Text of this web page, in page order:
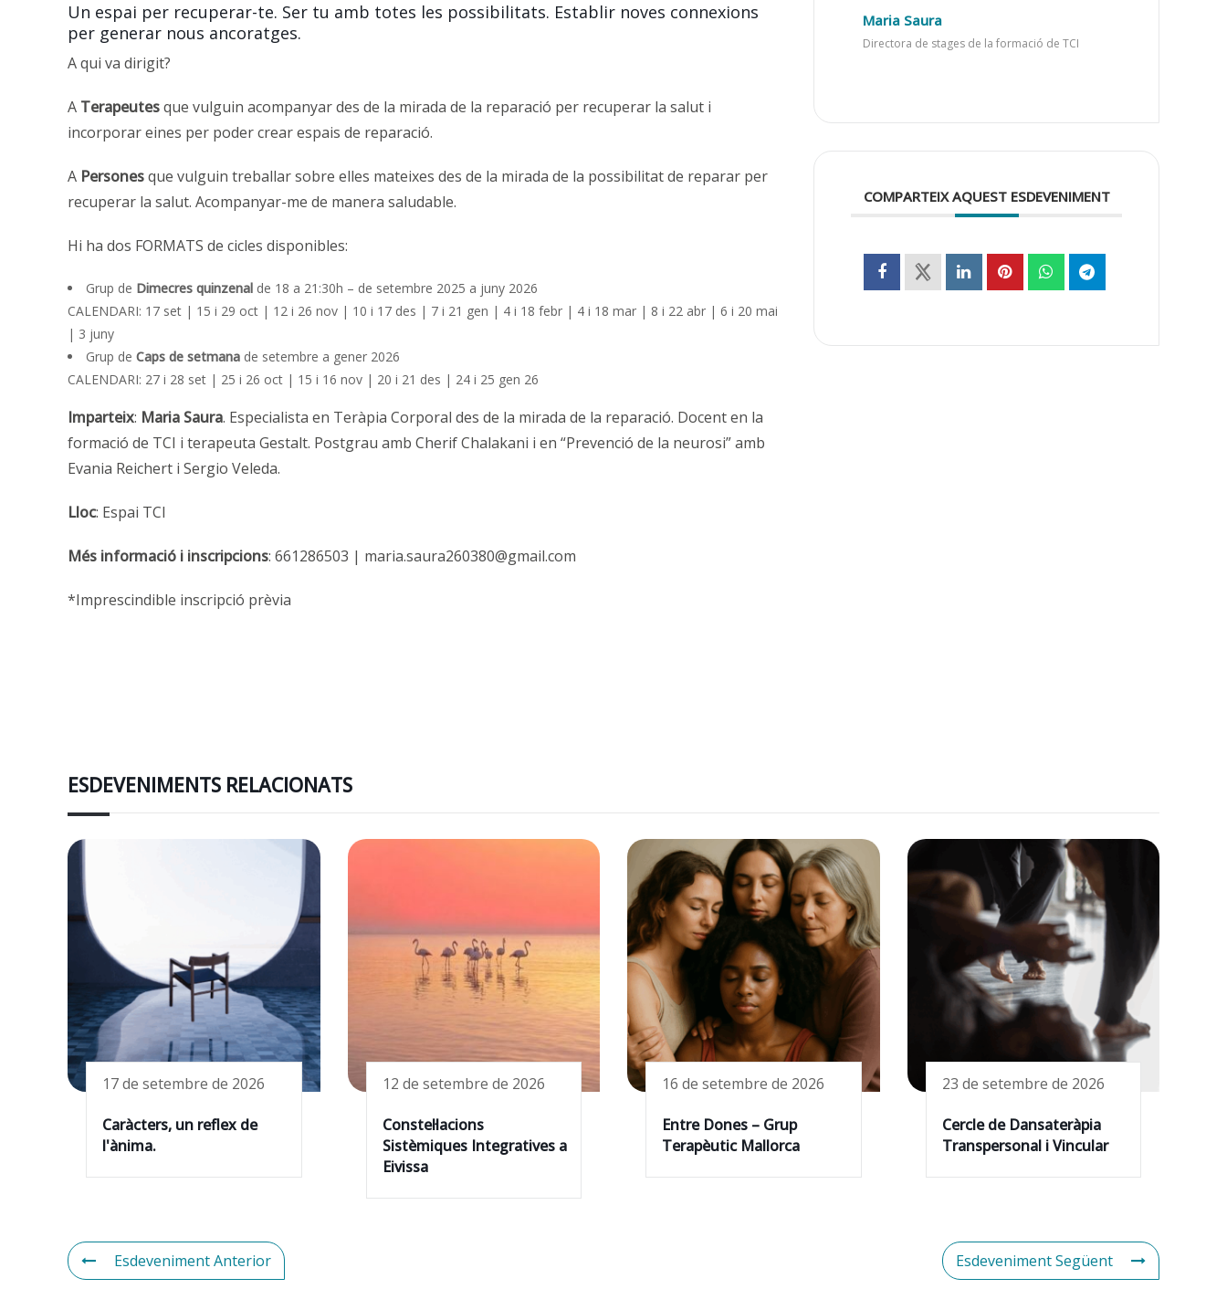
Un espai per recuperar-te. Ser tu amb totes les possibilitats. Establir noves connexions
per generar nous ancoratges.
A qui va dirigit?
A Terapeutesque vulguin acompanyar des de la mirada de la reparació per recuperar la salut i
incorporar eines per poder crear espais de reparació.
A Personesque vulguin treballar sobre elles mateixes des de la mirada de la possibilitat de reparar per
recuperar la salut. Acompanyar-me de manera saludable.
Hi ha dos FORMATS de cicles disponibles:
Grup de Dimecres quinzenal de 18 a 21:30h – de setembre 2025 a juny 2026
CALENDARI: 17 set | 15 i 29 oct | 12 i 26 nov | 10 i 17 des | 7 i 21 gen | 4 i 18 febr | 4 i 18 mar | 8 i 22 abr | 6 i 20 mai
| 3 juny
Grup de Caps de setmana de setembre a gener 2026
CALENDARI: 27 i 28 set | 25 i 26 oct | 15 i 16 nov | 20 i 21 des | 24 i 25 gen 26
Imparteix: Maria Saura. Especialista en Teràpia Corporal des de la mirada de la reparació. Docent en la
formació de TCI i terapeuta Gestalt. Postgrau amb Cherif Chalakani i en “Prevenció de la neurosi” amb
Evania Reichert i Sergio Veleda.
Lloc: Espai TCI
Més informació i inscripcions: 661286503 | maria.saura260380@gmail.com
*Imprescindible inscripció prèvia
Maria Saura
Directora de stages de la formació de TCI
COMPARTEIX AQUEST ESDEVENIMENT
ESDEVENIMENTS RELACIONATS
17 de setembre de 2026
Caràcters, un reflex de
l'ànima.
12 de setembre de 2026
Constel·lacions
Sistèmiques Integratives a
Eivissa
16 de setembre de 2026
Entre Dones – Grup
Terapèutic Mallorca
23 de setembre de 2026
Cercle de Dansateràpia
Transpersonal i Vincular
Esdeveniment Anterior Esdeveniment Següent